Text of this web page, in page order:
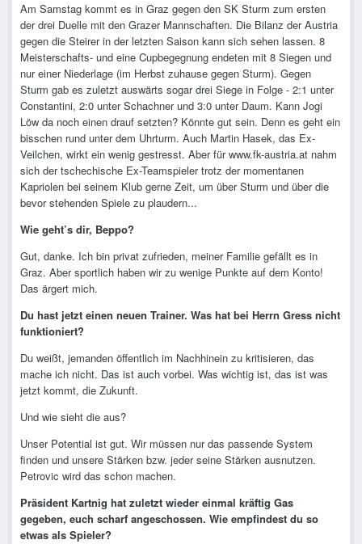
Am Samstag kommt es in Graz gegen den SK Sturm zum ersten
der drei Duelle mit den Grazer Mannschaften. Die Bilanz der Austria
gegen die Steirer in der letzten Saison kann sich sehen lassen. 8
Meisterschafts- und eine Cupbegegnung endeten mit 8 Siegen und
nur einer Niederlage (im Herbst zuhause gegen Sturm). Gegen
Sturm gab es zuletzt auswärts sogar drei Siege in Folge - 2:1 unter
Constantini, 2:0 unter Schachner und 3:0 unter Daum. Kann Jogi
Löw da noch einen drauf setzten? Könnte gut sein. Denn es geht ein
bisschen rund unter dem Uhrturm. Auch Martin Hasek, das Ex-
Veilchen, wirkt ein wenig gestresst. Aber für www.fk-austria.at nahm
sich der tschechische Ex-Teamspieler trotz der momentanen
Kapriolen bei seinem Klub gerne Zeit, um über Sturm und über die
bevor stehenden Spiele zu plaudern...
Wie geht’s dir, Beppo?
Gut, danke. Ich bin privat zufrieden, meiner Familie gefällt es in
Graz. Aber sportlich haben wir zu wenige Punkte auf dem Konto!
Das ärgert mich.
Du hast jetzt einen neuen Trainer. Was hat bei Herrn Gress nicht
funktioniert?
Du weißt, jemanden öffentlich im Nachhinein zu kritisieren, das
mache ich nicht. Das ist auch vorbei. Was wichtig ist, das ist was
jetzt kommt, die Zukunft.
Und wie sieht die aus?
Unser Potential ist gut. Wir müssen nur das passende System
finden und unsere Stärken bzw. jeder seine Stärken ausnutzen.
Petrovic wird das schon machen.
Präsident Kartnig hat zuletzt wieder einmal kräftig Gas
gegeben, euch scharf angeschossen. Wie empfindest du so
etwas als Spieler?